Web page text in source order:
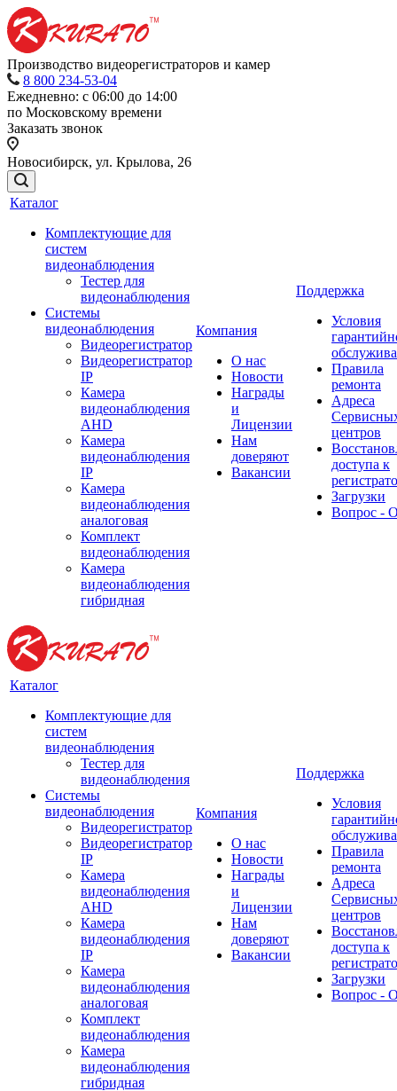
Производство видеорегистраторов и камер
8 800 234-53-04
Ежедневно: с 06:00 до 14:00
по Московскому времени
Заказать звонок
Новосибирск, ул. Крылова, 26
Каталог
Комплектующие для
систем
видеонаблюдения
Тестер для
видеонаблюдения
Системы
видеонаблюдения
Видеорегистратор
Видеорегистратор
IP
Камера
видеонаблюдения
AHD
Камера
видеонаблюдения
IP
Камера
видеонаблюдения
аналоговая
Комплект
видеонаблюдения
Камера
видеонаблюдения
гибридная
Компания
О нас
Новости
Награды
и
Лицензии
Нам
доверяют
Вакансии
Поддержка
Условия
Правила
ремонта
Адреса
центров
доступа к
Загрузки
Вопрос -
Каталог
Комплектующие для
систем
видеонаблюдения
Тестер для
видеонаблюдения
Системы
видеонаблюдения
Видеорегистратор
Видеорегистратор
IP
Камера
видеонаблюдения
AHD
Камера
видеонаблюдения
IP
Камера
видеонаблюдения
аналоговая
Комплект
видеонаблюдения
Камера
видеонаблюдения
гибридная
Компания
О нас
Новости
Награды
и
Лицензии
Нам
доверяют
Вакансии
Поддержка
Условия
Правила
ремонта
Адреса
центров
доступа к
Загрузки
Вопрос -